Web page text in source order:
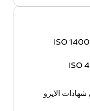
ISO
الايزو